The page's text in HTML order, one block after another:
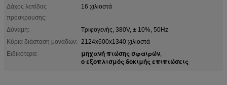
Δάχος λεπίδας
πρόσκρουσης:
16 χιλιοστά
Δύναμη:
Τριφογενής, 380V, ± 10%, 50Hz
Κύρια διάσταση μονάδων: 2124x600x1340 χιλιοστά
Ειδικότερα:
μηχανή πτώσης σφαιρών,
ο εξοπλισμός δοκιμής επιπτώσεις